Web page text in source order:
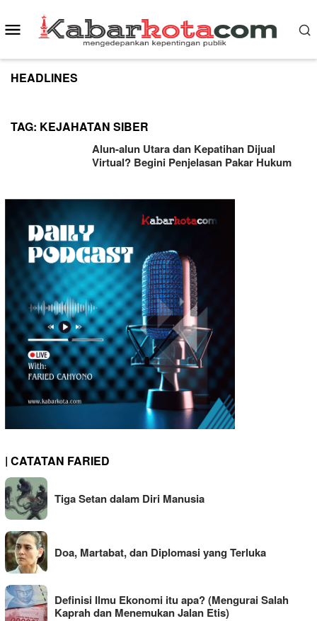
to
content
Mobile
Menu
HEADLINES
TAG: KEJAHATAN SIBER
Alun-alun Utara dan Kepatihan Dijual
Virtual? Begini Penjelasan Pakar Hukum
| CATATAN FARIED
Tiga Setan dalam Diri Manusia
Doa, Martabat, dan Diplomasi yang Terluka
Definisi Ilmu Ekonomi itu apa? (Mengurai Salah
Kaprah dan Menemukan Jalan Etis)